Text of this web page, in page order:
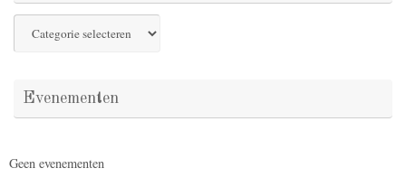
Evenementen
Geen evenementen